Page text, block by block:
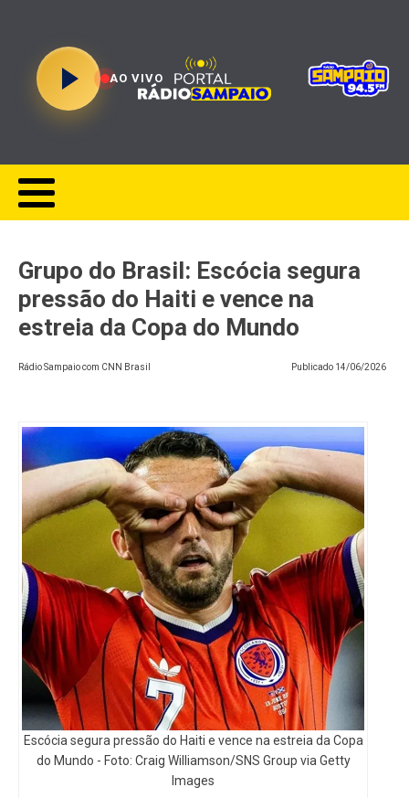
AO VIVO
Grupo do Brasil: Escócia segura
pressão do Haiti e vence na
estreia da Copa do Mundo
Rádio Sampaio com CNN Brasil Publicado 14/06/2026
Escócia segura pressão do Haiti e vence na estreia da Copa
do Mundo - Foto: Craig Williamson/SNS Group via Getty
Images